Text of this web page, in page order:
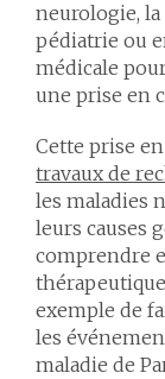
neurologie,
pédiatrie ou
médicale
une prise en
Cette prise
travaux de
les maladies
leurs causes
comprendre
exemple de
les
maladie de